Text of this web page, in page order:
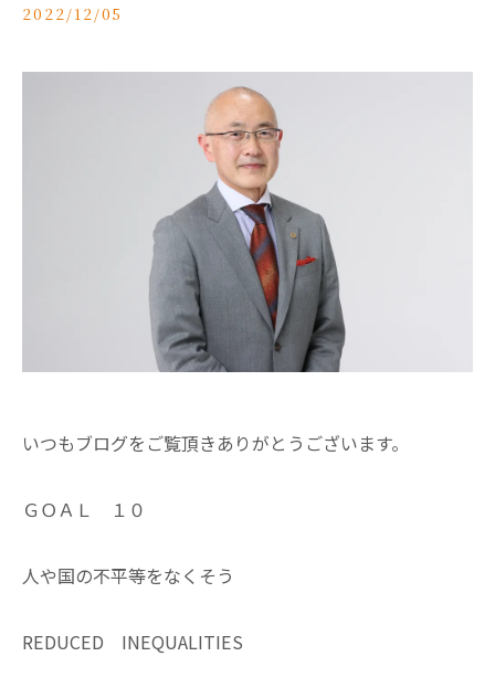
2022/12/05
いつもブログをご覧頂きありがとうございます。
ＧＯＡＬ １０
人や国の不平等をなくそう
REDUCED INEQUALITIES